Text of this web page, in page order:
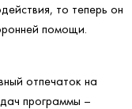
то теперь он
помощи.
отпечаток на
программы –